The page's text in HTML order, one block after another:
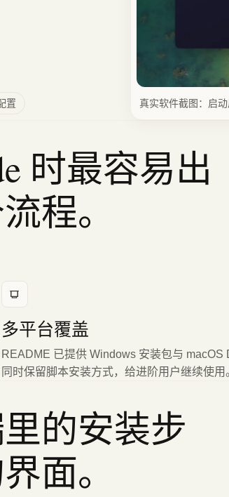
置 真实软件截图：启
时最容易出
程。
多平台覆盖
README 已提供 Windows 安装包与 macOS
同时保留脚本安装方式，给进阶用户继续使用
的安装步
面。